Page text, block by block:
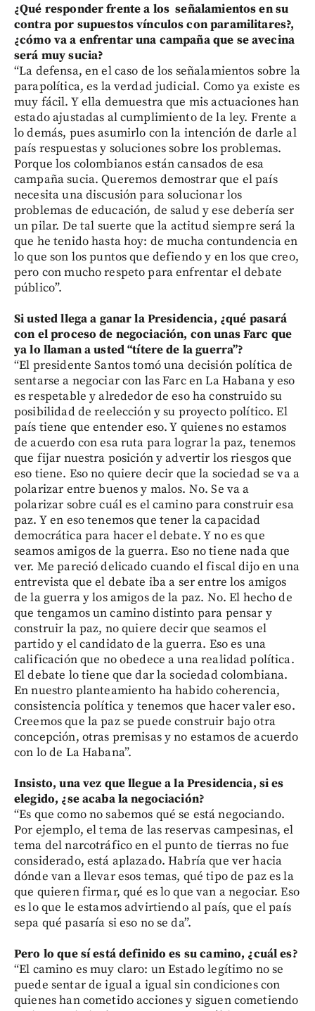
¿Qué responder frente a los señalamientos en su
contra por supuestos vínculos con paramilitares?,
¿cómo va a enfrentar una campaña que se avecina
será muy sucia?
“La defensa, en el caso de los señalamientos sobre la
parapolítica, es la verdad judicial. Como ya existe es
muy fácil. Y ella demuestra que mis actuaciones han
estado ajustadas al cumplimiento de la ley. Frente a
lo demás, pues asumirlo con la intención de darle al
país respuestas y soluciones sobre los problemas.
Porque los colombianos están cansados de esa
campaña sucia. Queremos demostrar que el país
necesita una discusión para solucionar los
problemas de educación, de salud y ese debería ser
un pilar. De tal suerte que la actitud siempre será la
que he tenido hasta hoy: de mucha contundencia en
lo que son los puntos que defiendo y en los que creo,
pero con mucho respeto para enfrentar el debate
público”.
Si usted llega a ganar la Presidencia, ¿qué pasará
con el proceso de negociación, con unas Farc que
ya lo llaman a usted “títere de la guerra”?
“El presidente Santos tomó una decisión política de
sentarse a negociar con las Farc en La Habana y eso
es respetable y alrededor de eso ha construido su
posibilidad de reelección y su proyecto político. El
país tiene que entender eso. Y quienes no estamos
de acuerdo con esa ruta para lograr la paz, tenemos
que fijar nuestra posición y advertir los riesgos que
eso tiene. Eso no quiere decir que la sociedad se va a
polarizar entre buenos y malos. No. Se va a
polarizar sobre cuál es el camino para construir esa
paz. Y en eso tenemos que tener la capacidad
democrática para hacer el debate. Y no es que
seamos amigos de la guerra. Eso no tiene nada que
ver. Me pareció delicado cuando el fiscal dijo en una
entrevista que el debate iba a ser entre los amigos
de la guerra y los amigos de la paz. No. El hecho de
que tengamos un camino distinto para pensar y
construir la paz, no quiere decir que seamos el
partido y el candidato de la guerra. Eso es una
calificación que no obedece a una realidad política.
El debate lo tiene que dar la sociedad colombiana.
En nuestro planteamiento ha habido coherencia,
consistencia política y tenemos que hacer valer eso.
Creemos que la paz se puede construir bajo otra
concepción, otras premisas y no estamos de acuerdo
con lo de La Habana”.
Insisto, una vez que llegue a la Presidencia, si es
elegido, ¿se acaba la negociación?
“Es que como no sabemos qué se está negociando.
Por ejemplo, el tema de las reservas campesinas, el
tema del narcotráfico en el punto de tierras no fue
considerado, está aplazado. Habría que ver hacia
dónde van a llevar esos temas, qué tipo de paz es la
que quieren firmar, qué es lo que van a negociar. Eso
es lo que le estamos advirtiendo al país, que el país
sepa qué pasaría si eso no se da”.
Pero lo que sí está definido es su camino, ¿cuál es?
“El camino es muy claro: un Estado legítimo no se
puede sentar de igual a igual sin condiciones con
quienes han cometido acciones y siguen cometiendo